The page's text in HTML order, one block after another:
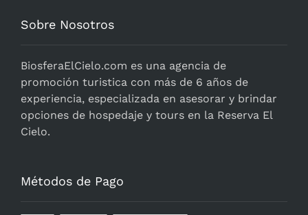
Sobre Nosotros
BiosferaElCielo.com es una agencia de
promoción turistica con más de 6 años de
experiencia, especializada en asesorar y brindar
opciones de hospedaje y tours en la Reserva El
Cielo.
Métodos de Pago